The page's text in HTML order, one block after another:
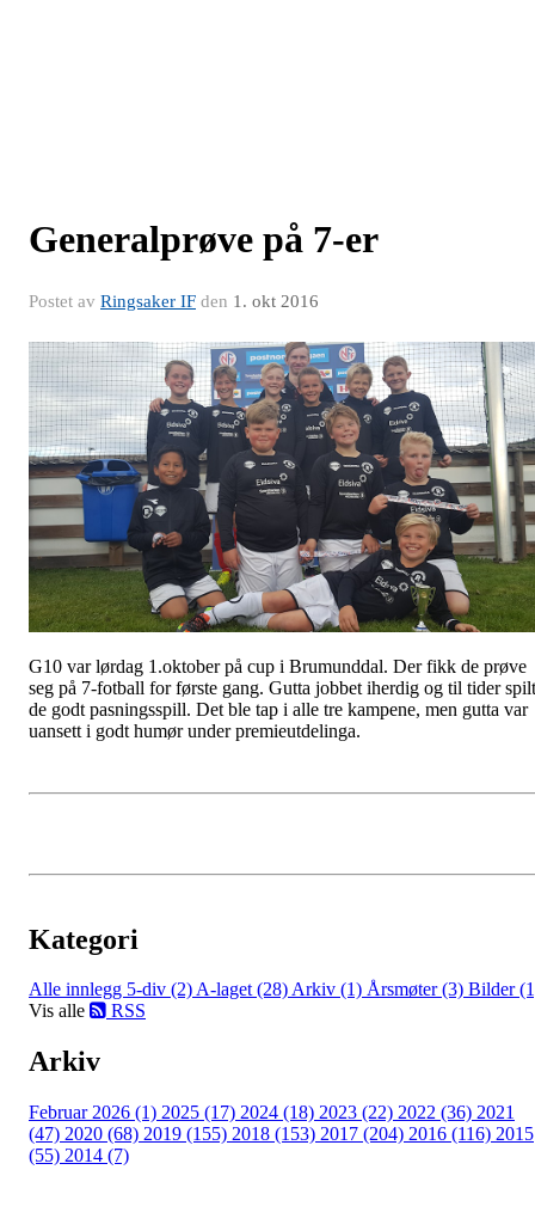
Generalprøve på 7-er
Postet av Ringsaker IF den 1. okt 2016
G10 var lørdag 1.oktober på cup i Brumunddal. Der fikk de prøve
seg på 7-fotball for første gang. Gutta jobbet iherdig og til tider
de godt pasningsspill. Det ble tap i alle tre kampene, men gutta var
uansett i godt humør under premieutdelinga.
Kategori
Alle innlegg 5-div (2)A-laget (28)Arkiv (1) Årsmøter (3) Bilder
Vis alle
RSS
Arkiv
Februar 2026 (1) 2025 (17) 2024 (18) 2023 (22) 2022 (36) 2021
(47) 2020 (68) 2019 (155) 2018 (153) 2017 (204) 2016 (116) 2015
(55) 2014 (7)